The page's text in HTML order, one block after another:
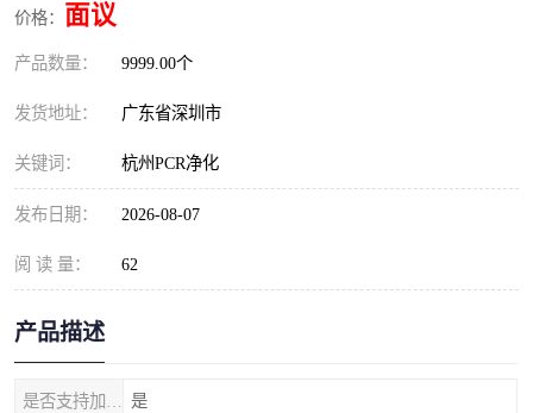
价格： 面议
产品数量： 9999.00个
发货地址： 广东省深圳市
关键词： 杭州PCR净化
发布日期： 2026-08-07
阅 读 量： 62
产品描述
是